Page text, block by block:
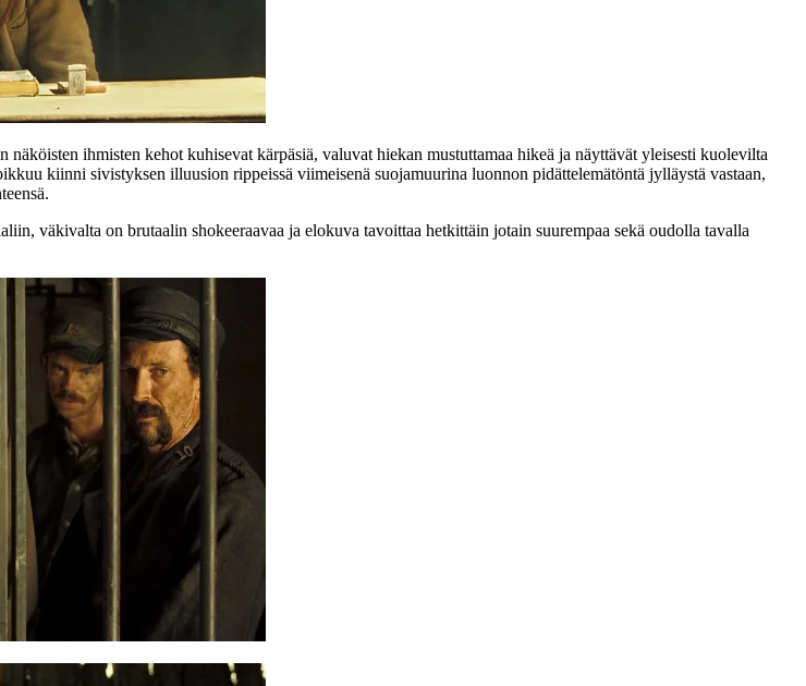
ihmisten kehot kuhisevat kärpäsiä, valuvat hiekan mustuttamaa hikeä ja näyttävät yleisesti kuolevilta
kiinni sivistyksen illuusion rippeissä viimeisenä suojamuurina luonnon pidättelemätöntä jylläystä vastaan,
väkivalta on brutaalin shokeeraavaa ja elokuva tavoittaa hetkittäin jotain suurempaa sekä oudolla tavalla